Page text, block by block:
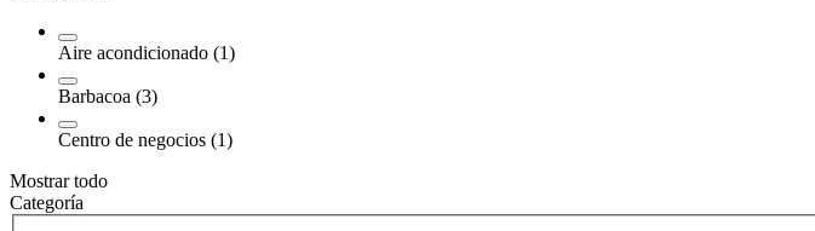
Aire acondicionado (1)
Barbacoa (3)
Centro de negocios (1)
Mostrar todo
Categoría